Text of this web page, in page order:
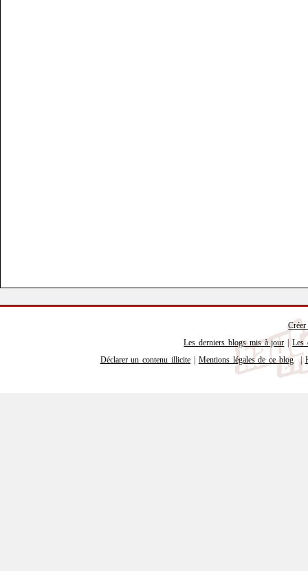
Les derniers blogs mis à jour |Les
Déclarer un contenu illicite
Mentions légales de ce blog |